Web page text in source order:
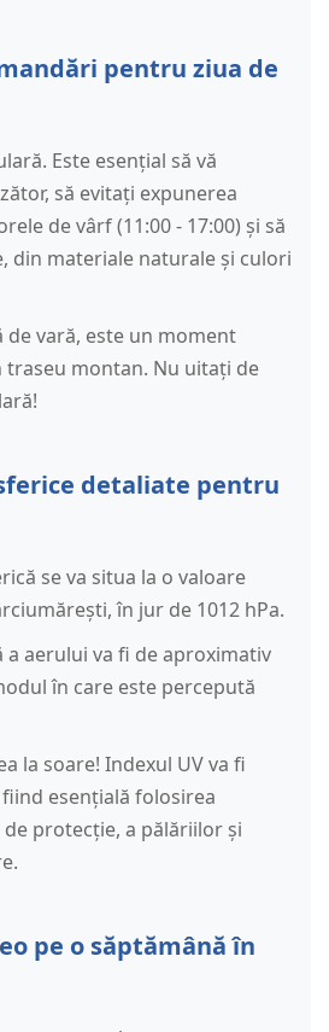
pentru ziua de
Este esențial să vă
să evitați expunerea
de vârf (11:00 - 17:00) și să
din materiale naturale și culori
de vară, este un moment
traseu montan. Nu uitați de
detaliate pentru
se va situa la o valoare
în jur de 1012 hPa.
aerului va fi de aproximativ
în care este percepută
la soare! Indexul UV va fi
esențială folosirea
protecție, a pălăriilor și
pe o săptămână în